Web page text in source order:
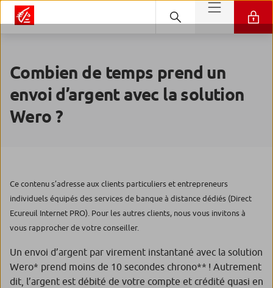
Combien de temps prend un
envoi d’argent avec la solution
Wero ?
Ce contenu s’adresse aux clients particuliers et entrepreneurs
individuels équipés des services de banque à distance dédiés (Direct
Ecureuil Internet PRO). Pour les autres clients, nous vous invitons à
vous rapprocher de votre conseiller.
Un envoi d’argent par virement instantané avec la solution
Wero* prend moins de 10 secondes chrono** ! Autrement
dit, l’argent est débité de votre compte et crédité quasi en